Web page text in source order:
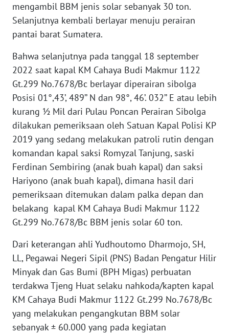
mengambil BBM jenis solar sebanyak 30 ton.
Selanjutnya kembali berlayar menuju perairan
pantai barat Sumatera.
Bahwa selanjutnya pada tanggal 18 september
2022 saat kapal KM Cahaya Budi Makmur 1122
Gt.299 No.7678/Bc berlayar diperairan sibolga
Posisi 01°,43’, 489’’ N dan 98°, 46’. 032’’ E atau lebih
kurang ½ Mil dari Pulau Poncan Perairan Sibolga
dilakukan pemeriksaan oleh Satuan Kapal Polisi KP
2019 yang sedang melakukan patroli rutin dengan
komandan kapal saksi Romyzal Tanjung, saski
Ferdinan Sembiring (anak buah kapal) dan saksi
Hariyono (anak buah kapal), dimana hasil dari
pemeriksaan ditemukan dalam palka depan dan
belakang kapal KM Cahaya Budi Makmur 1122
Gt.299 No.7678/Bc BBM jenis solar 60 ton.
Dari keterangan ahli Yudhoutomo Dharmojo, SH,
LL, Pegawai Negeri Sipil (PNS) Badan Pengatur Hilir
Minyak dan Gas Bumi (BPH Migas) perbuatan
terdakwa Tjeng Huat selaku nahkoda/kapten kapal
KM Cahaya Budi Makmur 1122 Gt.299 No.7678/Bc
yang melakukan pengangkutan BBM solar
sebanyak ± 60.000 yang pada kegiatan
WN
TAPANULI
TENGAH
WN DELI
SERDANG
WN
TEBING
TINGGI
WN
PAKPAK
WN
KARAWANG
WN
WN
BOGOR
WN
DEPOK